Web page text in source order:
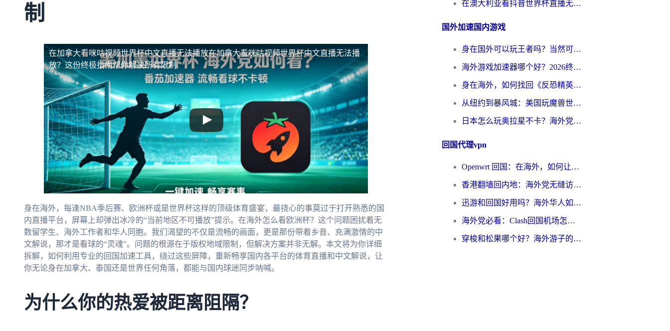
制
在加拿大看咪咕视频世界杯中文直播无法播放在加拿大看咪咕视频世界杯中文直播无法播
放？这份终极指南帮你解决所有限制
身在海外，每逢NBA季后赛、欧洲杯或是世界杯这样的顶级体育盛宴，最挠心的事莫过于打开熟悉的国
内直播平台，屏幕上却弹出冰冷的“当前地区不可播放”提示。在海外怎么看欧洲杯？这个问题困扰着无
数留学生、海外工作者和华人同胞。我们渴望的不仅是流畅的画面，更是那份带着乡音、充满激情的中
文解说，那才是看球的“灵魂”。问题的根源在于版权地域限制，但解决方案并非无解。本文将为你详细
拆解，如何利用专业的回国加速工具，绕过这些屏障，重新畅享国内各平台的体育直播和中文解说，让
你无论身在加拿大、泰国还是世界任何角落，都能与国内球迷同步呐喊。
为什么你的热爱被距离阻隔？
在澳大利亚看抖音世界杯直播无法播放？海外党体育观赛终极指南来了！
国外加速国内游戏
身在国外可以玩王者吗？当然可以，但你需要这份“加速”指南
海外游戏加速器哪个好？2026终极指南帮你畅玩国服+解决卡顿难题
身在海外，如何找回《反恐精英：全球攻势》国服的丝滑手感？一份给你的终极指南
从纽约到暴风城：美国玩魔兽世界，如何找到你的最佳网络航线
日本怎么玩奥拉星不卡？海外党国服游戏加速器选择全攻略
回国代理vpn
Openwrt 回国：在海外，如何让家的网络触手可及
香港翻墙回内地：海外党无缝访问国内资源的加速器选择全攻略
迅游和回国好用吗？海外华人如何选择靠谱的回国加速器
海外党必看：Clash回国机场怎么选？一篇搞定无缝访问国内资源的全攻略
穿梭和松果哪个好？海外游子的数字归乡路，到底该怎么选